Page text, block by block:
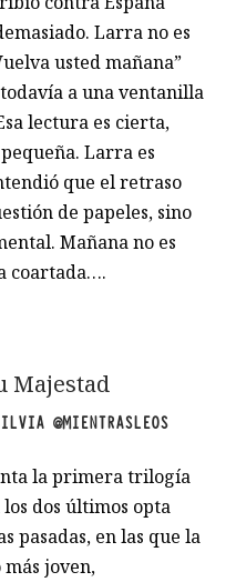
Larra no es
usted mañana”
a una ventanilla
lectura es cierta,
Larra es
que el retraso
de papeles, sino
Mañana no es
coartada….
Majestad
@MIENTRASLEOS
la primera trilogía
dos últimos opta
pasadas, en las que la
joven,